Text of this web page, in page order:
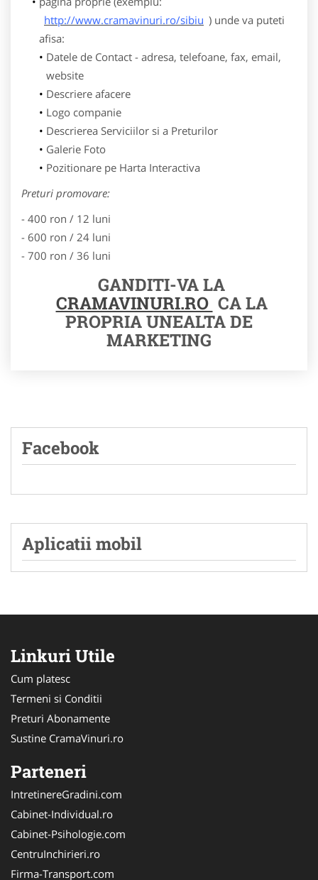
http://www.cramavinuri.ro/sibiu ) unde va puteti
afisa:
Datele de Contact - adresa, telefoane, fax, email,
website
Descriere afacere
Logo companie
Descrierea Serviciilor si a Preturilor
Galerie Foto
Pozitionare pe Harta Interactiva
Preturi promovare:
- 400 ron / 12 luni
- 600 ron / 24 luni
- 700 ron / 36 luni
GANDITI-VA LA
CRAMAVINURI.RO CA LA
PROPRIA UNEALTA DE
MARKETING
Facebook
Aplicatii mobil
Linkuri Utile
Cum platesc
Termeni si Conditii
Preturi Abonamente
Sustine CramaVinuri.ro
Parteneri
IntretinereGradini.com
Cabinet-Individual.ro
Cabinet-Psihologie.com
CentruInchirieri.ro
Firma-Transport.com